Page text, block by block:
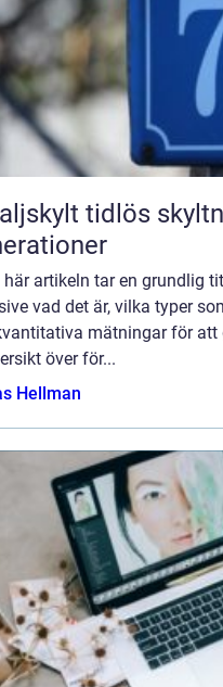
skyltning som håller i
här artikeln tar en grundlig
vad det är, vilka typer
mätningar för
över för...
Hellman